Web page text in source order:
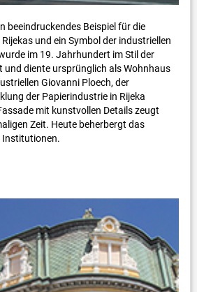
beeindruckendes Beispiel für die
und ein Symbol der industriellen
im 19. Jahrhundert im Stil der
und diente ursprünglich als Wohnhaus
Giovanni Ploech, der
der Papierindustrie in Rijeka
mit kunstvollen Details zeugt
Zeit. Heute beherbergt das
Institutionen.